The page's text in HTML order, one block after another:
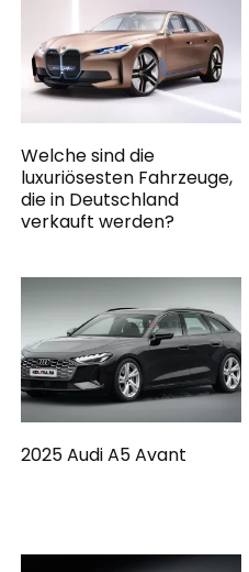
Welche sind die
luxuriösesten Fahrzeuge,
die in Deutschland
verkauft werden?
2025 Audi A5 Avant